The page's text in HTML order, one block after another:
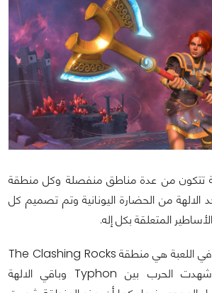
تتكون من عدة مناطق منفصلة وكل منطقة
من الحضارة اليونانية وتم تصميم كل
المتعلقة بكل إله.
أول منطقة تصل إليها في اللعبة هي منطقة The Clashing Rocks
وهي المنطقة التي شهدت الحرب بين Typhon وباقي الالهة